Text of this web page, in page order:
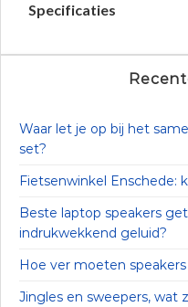
Specificaties
Waar let je op bij het
set?
Fietsenwinkel Enschede:
Beste laptop speakers
indrukwekkend geluid?
Hoe ver moeten
Jingles en sweepers, wat